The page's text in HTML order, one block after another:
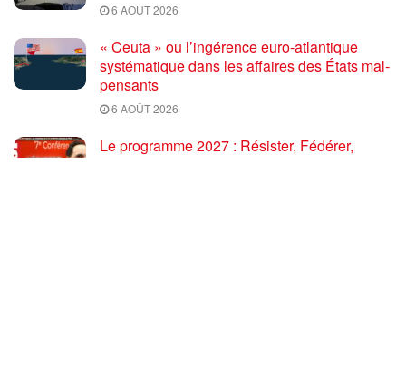
6 AOÛT 2026
« Ceuta » ou l’ingérence euro-atlantique
systématique dans les affaires des États mal-
pensants
6 AOÛT 2026
Le programme 2027 : Résister, Fédérer,